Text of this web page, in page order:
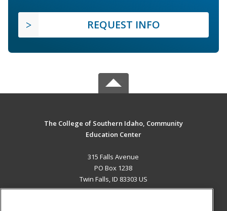
REQUEST INFO
The College of Southern Idaho, Community
Education Center
315 Falls Avenue
PO Box 1238
Twin Falls, ID 83303 US